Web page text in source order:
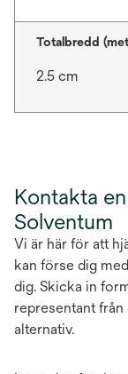
Totalbredd
2.5 cm
Kontakta
Solventum
Vi är här för att
kan förse dig
dig. Skicka in
representant
alternativ.